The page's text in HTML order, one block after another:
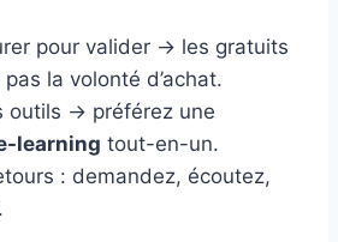
pour valider → les gratuits
pas la volonté d’achat.
outils → préférez une
learning tout-en-un.
: demandez, écoutez,